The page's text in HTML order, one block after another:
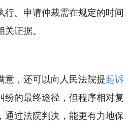
行。申请仲裁需在规定的时间
证据。
意，还可以向人民法院提起诉
纷的最终途径，但程序相对复
通过法院判决，能更有力地保